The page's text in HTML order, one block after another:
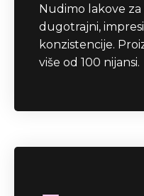
Nudimo lakove
dugotrajni,
konzistencije.
više od 100 nijansi.